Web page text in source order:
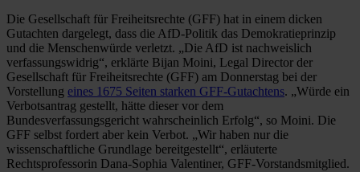
Die Gesellschaft für Freiheitsrechte (GFF) hat in einem dicken
Gutachten dargelegt, dass die AfD-Politik das Demokratieprinzip
und die Menschenwürde verletzt. „Die AfD ist nachweislich
verfassungswidrig“, erklärte Bijan Moini, Legal Director der
Gesellschaft für Freiheitsrechte (GFF) am Donnerstag bei der
Vorstellung eines 1675 Seiten starken GFF-Gutachtens. „Würde ein
Verbotsantrag gestellt, hätte dieser vor dem
Bundesverfassungsgericht wahrscheinlich Erfolg“, so Moini. Die
GFF selbst fordert aber kein Verbot. „Wir haben nur die
wissenschaftliche Grundlage bereitgestellt“, erläuterte
Rechtsprofessorin Dana-Sophia Valentiner, GFF-Vorstandsmitglied.